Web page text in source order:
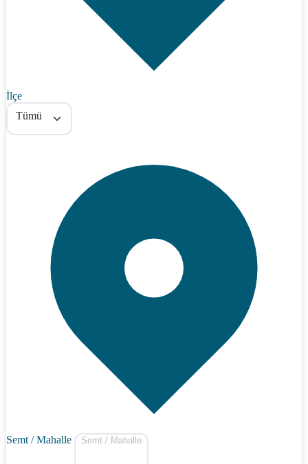
İlçe
Tümü
Semt / Mahalle Semt / Mahalle